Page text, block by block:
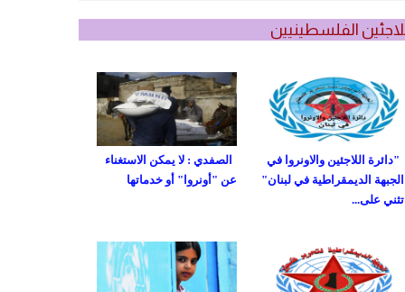
الفلسطينيين
الصفدي : لا يمكن الاستغناء
عن "أونروا" أو خدماتها
"دائرة اللاجئين والاونروا في
الجبهة الديمقراطية في لبنان"
تثني على...